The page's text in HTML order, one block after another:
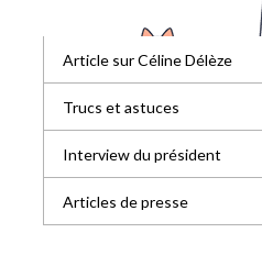
Article sur Céline Délèze
Trucs et astuces
Interview du président
Articles de presse